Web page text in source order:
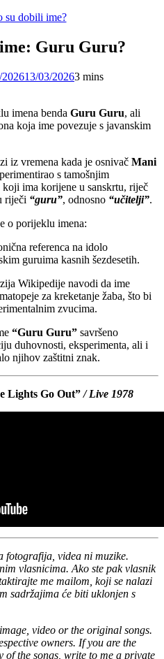
su dobili ime?
Guru Guru?
202613/03/20263 mins
imena benda Guru Guru, ali
koja ime povezuje s javanskim
iz vremena kada je osnivač Mani
s tamošnjim
ima korijene u sanskrtu, riječ
riječi “guru”, odnosno “učitelji”.
o porijeklu imena:
referenca na idolo
guruima kasnih šezdesetih.
Wikipedije navodi da ime
za kreketanje žaba, što bi
zvucima.
“Guru Guru” savršeno
duhovnosti, eksperimenta, ali i
njihov zaštitni znak.
Lights Go Out”/ Live 1978
fotografija, videa ni muzike.
vlasnicima. Ako ste pak vlasnik
me mailom, koji se nalazi
sadržajima će biti uklonjen s
video or the original songs.
owners. If you are the
of the songs, write to me a private